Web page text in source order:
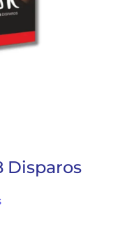
Disparos